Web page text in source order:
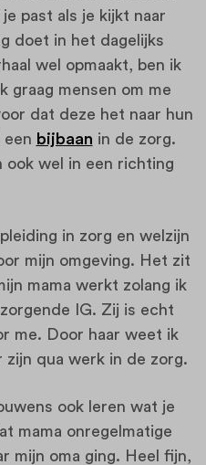
past als je kijkt naar
doet in het dagelijks
wel opmaakt, ben ik
graag mensen om me
dat deze het naar hun
een bijbaan in de zorg.
ook wel in een richting
in zorg en welzijn
mijn omgeving. Het zit
mama werkt zolang ik
IG. Zij is echt
me. Door haar weet ik
qua werk in de zorg.
ook leren wat je
mama onregelmatige
mijn oma ging. Heel fijn,